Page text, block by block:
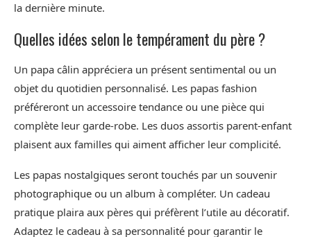
la dernière minute.
Quelles idées selon le tempérament du père ?
Un papa câlin appréciera un présent sentimental ou un
objet du quotidien personnalisé. Les papas fashion
préféreront un accessoire tendance ou une pièce qui
complète leur garde-robe. Les duos assortis parent-enfant
plaisent aux familles qui aiment afficher leur complicité.
Les papas nostalgiques seront touchés par un souvenir
photographique ou un album à compléter. Un cadeau
pratique plaira aux pères qui préfèrent l’utile au décoratif.
Adaptez le cadeau à sa personnalité pour garantir le